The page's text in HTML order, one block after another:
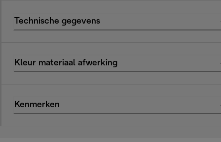
Technische gegevens
Kleur materiaal afwerking
Kenmerken